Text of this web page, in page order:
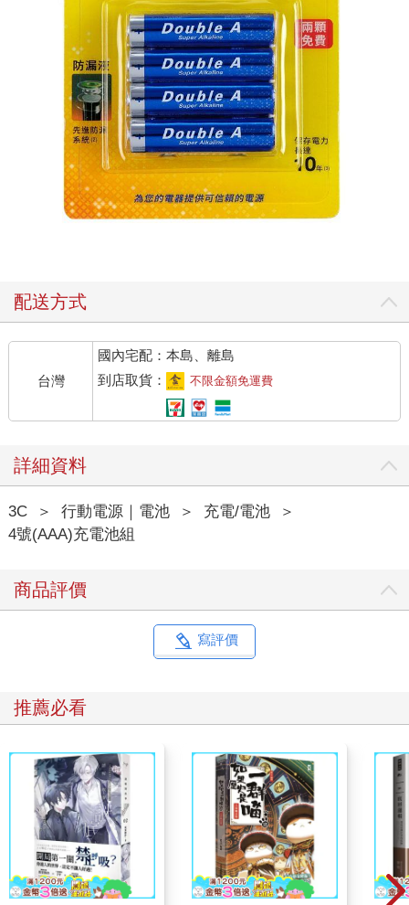
配送方式
台灣
國內宅配：本島、離島
到店取貨：
不限金額免運費
詳細資料
3C ＞ 行動電源｜電池 ＞ 充電/電池
＞
4號(AAA)充電池組
商品評價
寫評價
推薦必看